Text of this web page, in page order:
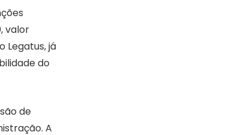
valor
Legatus, já
do
de
A